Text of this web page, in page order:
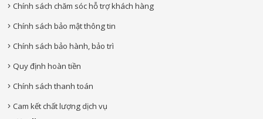
Chính sách chăm sóc hỗ trợ khách hàng
Chính sách bảo mật thông tin
Chính sách bảo hành, bảo trì
Quy định hoàn tiền
Chính sách thanh toán
Cam kết chất lượng dịch vụ